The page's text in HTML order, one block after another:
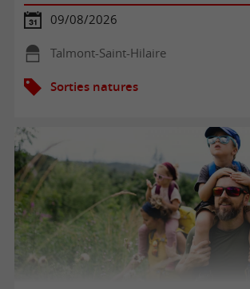
09/08/2026
Talmont-Saint-Hilaire
Sorties natures